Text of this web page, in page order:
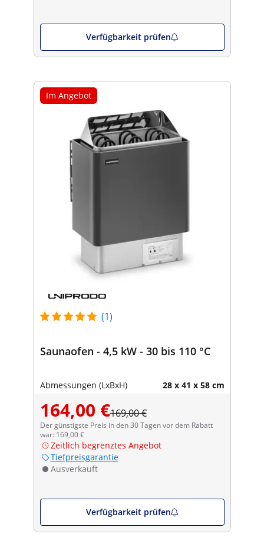
Verfügbarkeit prüfen
Im Angebot
(1)
Saunaofen - 4,5 kW - 30 bis 110 °C
Abmessungen (LxBxH) 28 x 41 x 58 cm
164,00 €169,00 €
Der günstigste Preis in den 30 Tagen vor dem Rabatt
war: 169,00 €
Zeitlich begrenztes Angebot
Tiefpreisgarantie
Ausverkauft
Verfügbarkeit prüfen